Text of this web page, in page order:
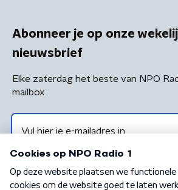
Abonneer je op onze
nieuwsbrief
Elke zaterdag het beste van NPO
mailbox